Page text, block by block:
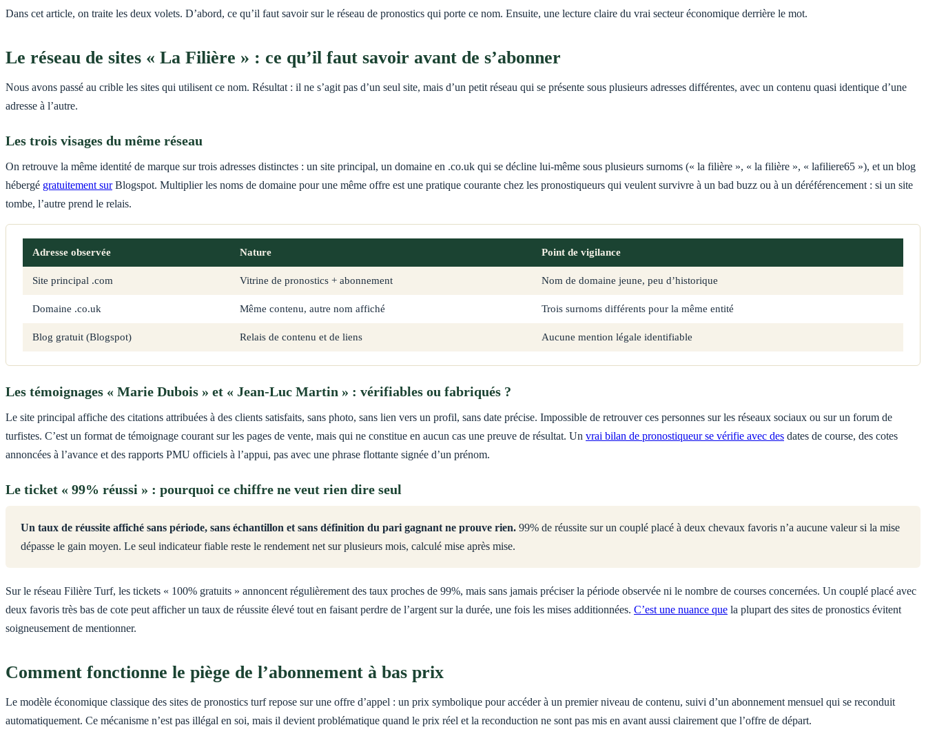
Dans cet article, on traite les deux volets. D’abord, ce qu’il faut savoir sur le réseau de pronostics qui porte ce nom. Ensuite, une lecture claire du vrai secteur économique derrière le mot.
Le réseau de sites « La Filière » : ce qu’il faut savoir avant de s’abonner
Nous avons passé au crible les sites qui utilisent ce nom. Résultat : il ne s’agit pas d’un seul site, mais d’un petit réseau qui se présente sous plusieurs adresses différentes, avec un contenu quasi identique d’une
adresse à l’autre.
Les trois visages du même réseau
On retrouve la même identité de marque sur trois adresses distinctes : un site principal, un domaine en .co.uk qui se décline lui-même sous plusieurs surnoms (« la filière », « la filière », « lafiliere65 »), et un blog
hébergé gratuitement surBlogspot. Multiplier les noms de domaine pour une même offre est une pratique courante chez les pronostiqueurs qui veulent survivre à un bad buzz ou à un déréférencement : si un site
tombe, l’autre prend le relais.
Adresse observée Nature Point de vigilance
Site principal .com Vitrine de pronostics + abonnement Nom de domaine jeune, peu d’historique
Domaine .co.uk Même contenu, autre nom affiché Trois surnoms différents pour la même entité
Blog gratuit (Blogspot) Relais de contenu et de liens Aucune mention légale identifiable
Les témoignages « Marie Dubois » et « Jean-Luc Martin » : vérifiables ou fabriqués ?
Le site principal affiche des citations attribuées à des clients satisfaits, sans photo, sans lien vers un profil, sans date précise. Impossible de retrouver ces personnes sur les réseaux sociaux ou sur un forum de
turfistes. C’est un format de témoignage courant sur les pages de vente, mais qui ne constitue en aucun cas une preuve de résultat. Un vrai bilan de pronostiqueur se vérifie avec des dates de course, des cotes
annoncées à l’avance et des rapports PMU officiels à l’appui, pas avec une phrase flottante signée d’un prénom.
Le ticket « 99% réussi » : pourquoi ce chiffre ne veut rien dire seul
Un taux de réussite affiché sans période, sans échantillon et sans définition du pari gagnant ne prouve rien. 99% de réussite sur un couplé placé à deux chevaux favoris n’a aucune valeur si la mise
dépasse le gain moyen. Le seul indicateur fiable reste le rendement net sur plusieurs mois, calculé mise après mise.
Sur le réseau Filière Turf, les tickets « 100% gratuits » annoncent régulièrement des taux proches de 99%, mais sans jamais préciser la période observée ni le nombre de courses concernées. Un couplé placé avec
deux favoris très bas de cote peut afficher un taux de réussite élevé tout en faisant perdre de l’argent sur la durée, une fois les mises additionnées. C’est une nuance que la plupart des sites de pronostics évitent
soigneusement de mentionner.
Comment fonctionne le piège de l’abonnement à bas prix
Le modèle économique classique des sites de pronostics turf repose sur une offre d’appel : un prix symbolique pour accéder à un premier niveau de contenu, suivi d’un abonnement mensuel qui se reconduit
automatiquement. Ce mécanisme n’est pas illégal en soi, mais il devient problématique quand le prix réel et la reconduction ne sont pas mis en avant aussi clairement que l’offre de départ.